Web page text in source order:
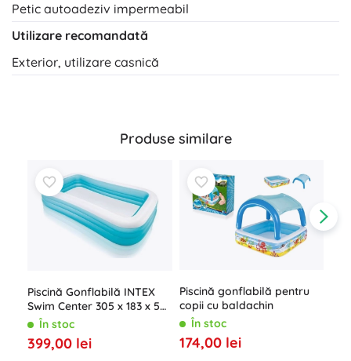
Petic autoadeziv impermeabil
Utilizare recomandată
Exterior, utilizare casnică
Produse similare
Piscină Gonflabilă INTEX
Swim Center 305 x 183 x 56
cmÎn stoc
399,00 lei
Piscină gonflabilă pentru
copii cu baldachin
În stoc
174,00 lei